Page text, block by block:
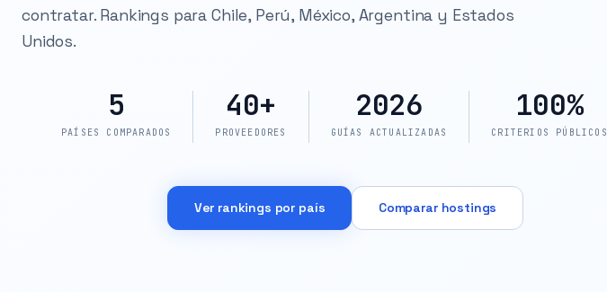
contratar. Rankings para Chile, Perú, México, Argentina y Estados
Unidos.
5
PAÍSES COMPARADOS
40+
PROVEEDORES
2026
GUÍAS ACTUALIZADAS
100%
CRITERIOS PÚBLICOS
Ver rankings por país Comparar hostings